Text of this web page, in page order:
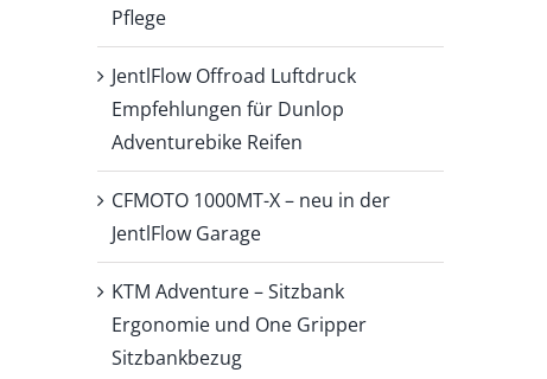
Pflege
JentlFlow Offroad Luftdruck
Empfehlungen für Dunlop
Adventurebike Reifen
CFMOTO 1000MT-X – neu in der
JentlFlow Garage
KTM Adventure – Sitzbank
Ergonomie und One Gripper
Sitzbankbezug